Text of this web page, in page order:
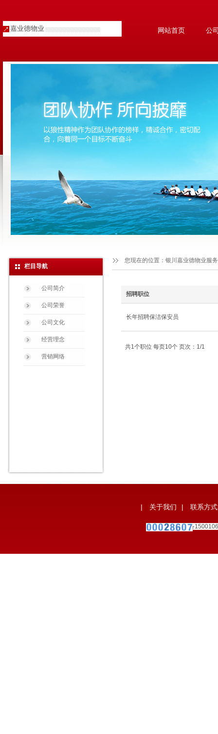
嘉业德物业 网站首页
公
栏目导航
公司简介
公司荣誉
公司文化
经营理念
营销网络
招聘职位
长年招聘保洁保安员
共1个职位 每页10个 页次：1/1
您现在的位置： 银川嘉业德物业服
| 关于我们 | 联系方式
备案号：宁ICP备